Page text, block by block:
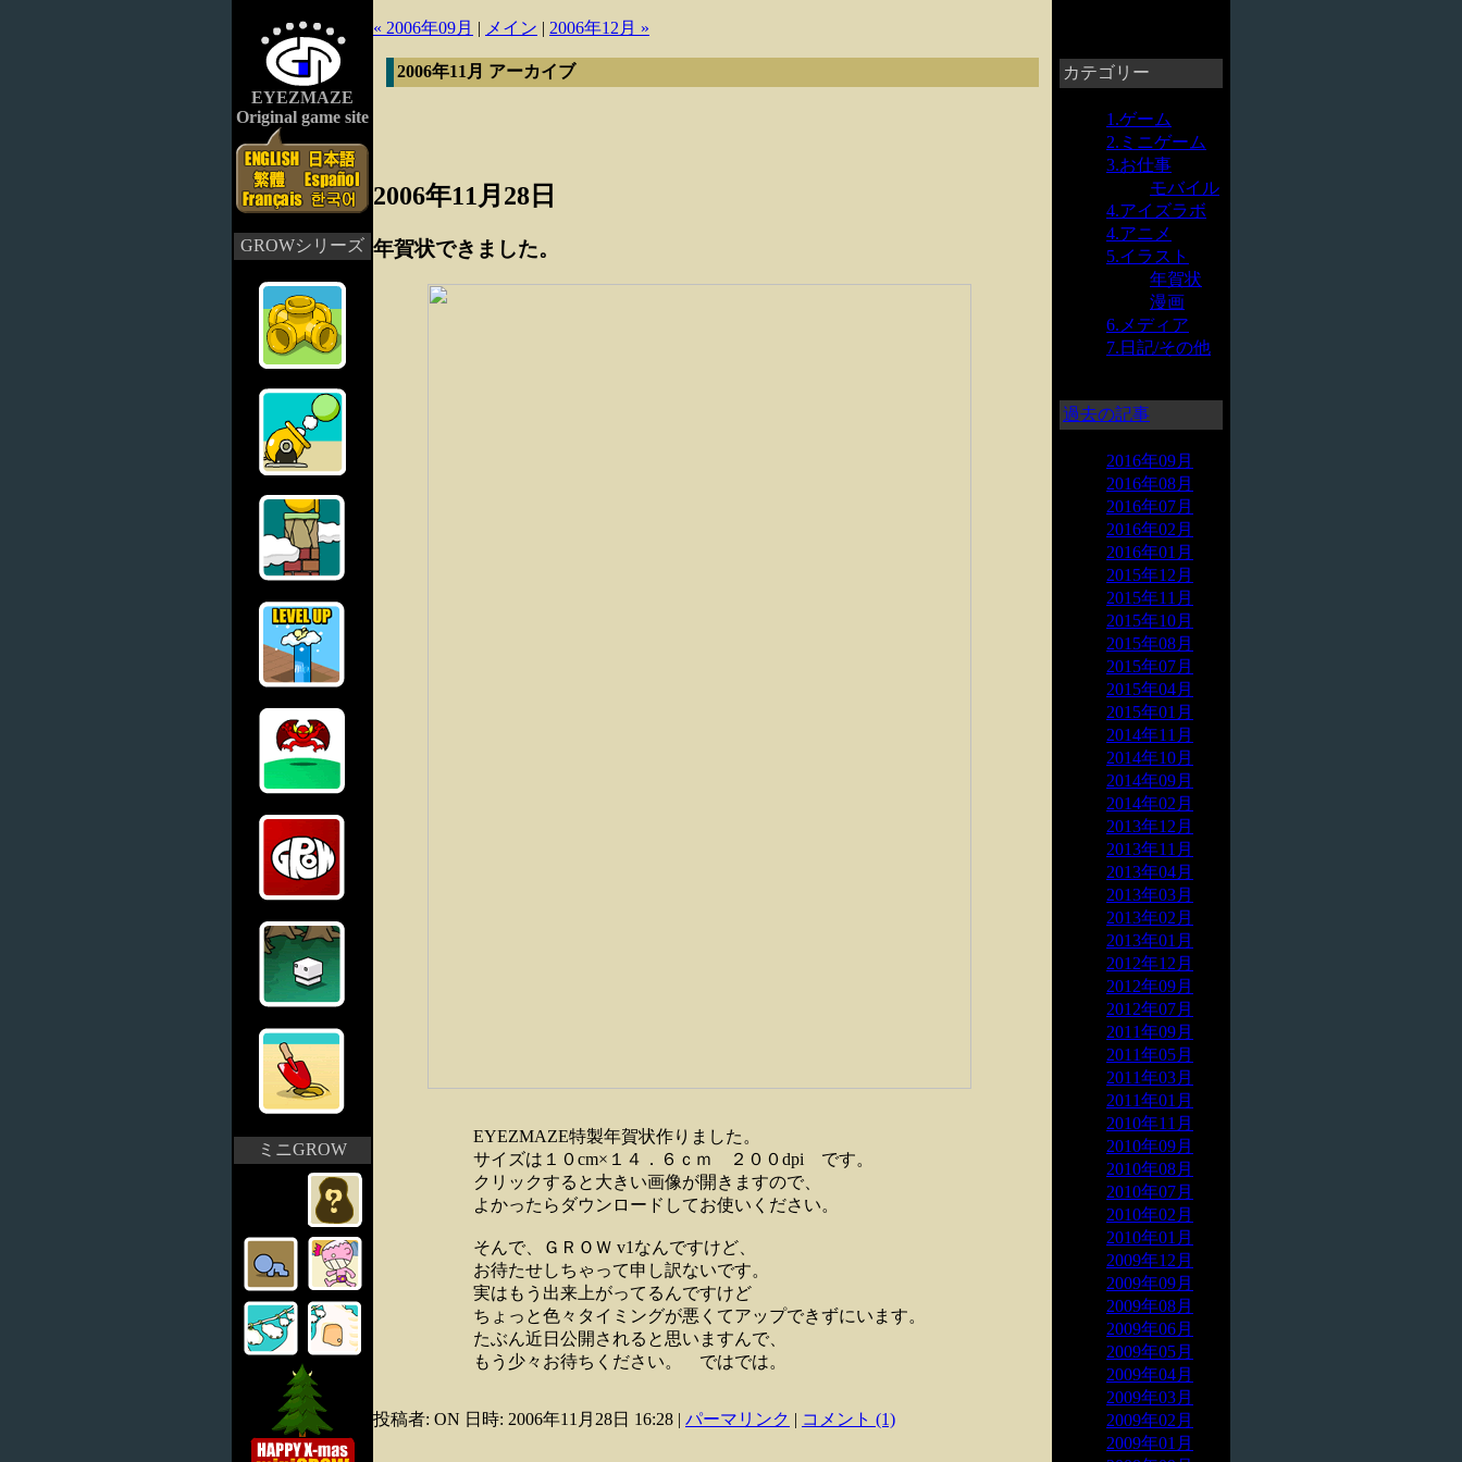
EYEZMAZE
Original game site
GROWシリーズ
ミニGROW
« 2006年09月 | メイン | 2006年12月 »
2006年11月 アーカイブ
2006年11月28日
年賀状できました。
EYEZMAZE特製年賀状作りました。
サイズは１０cm×１４．６ｃｍ ２００dpi です。
クリックすると大きい画像が開きますので、
よかったらダウンロードしてお使いください。
そんで、ＧＲＯＷ v1なんですけど、
お待たせしちゃって申し訳ないです。
実はもう出来上がってるんですけど
ちょっと色々タイミングが悪くてアップできずにいます。
たぶん近日公開されると思いますんで、
もう少々お待ちください。 ではでは。
投稿者: ON 日時: 2006年11月28日 16:28 | パーマリンク | コメント (1)
カテゴリー
1.ゲーム
2.ミニゲーム
3.お仕事
モバイル
4.アイズラボ
4.アニメ
5.イラスト
年賀状
漫画
6.メディア
7.日記/その他
過去の記事
2016年09月
2016年08月
2016年07月
2016年02月
2016年01月
2015年12月
2015年11月
2015年10月
2015年08月
2015年07月
2015年04月
2015年01月
2014年11月
2014年10月
2014年09月
2014年02月
2013年12月
2013年11月
2013年04月
2013年03月
2013年02月
2013年01月
2012年12月
2012年09月
2012年07月
2011年09月
2011年05月
2011年03月
2011年01月
2010年11月
2010年09月
2010年08月
2010年07月
2010年02月
2010年01月
2009年12月
2009年09月
2009年08月
2009年06月
2009年05月
2009年04月
2009年03月
2009年02月
2009年01月